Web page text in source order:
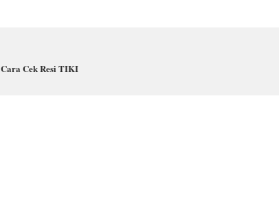
Cara Cek Resi TIKI